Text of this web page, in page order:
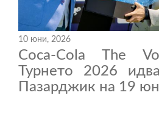
10 юни, 2026
Coca-Cola The
Турнето 2026
Пазарджик на 19